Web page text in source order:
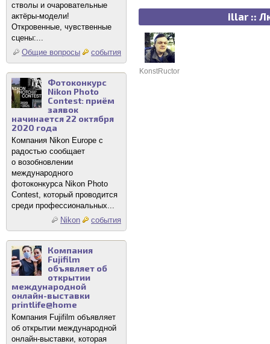
стволы и очаровательные
актёры-модели!
Откровенные, чувственные
сцены:...
Общие вопросы
события
Фотоконкурс
Nikon Photo
Contest: приём
заявок
начинается 22 октября
2020 года
Компания Nikon Europe с
радостью сообщает
о возобновлении
международного
фотоконкурса Nikon Photo
Contest, который проводится
среди профессиональных...
Nikon
события
Компания
Fujifilm
объявляет об
открытии
международной
онлайн-выставки
printlife@home
Компания Fujifilm объявляет
об открытии международной
онлайн-выставки, которая
illar ::
KonstRuctor